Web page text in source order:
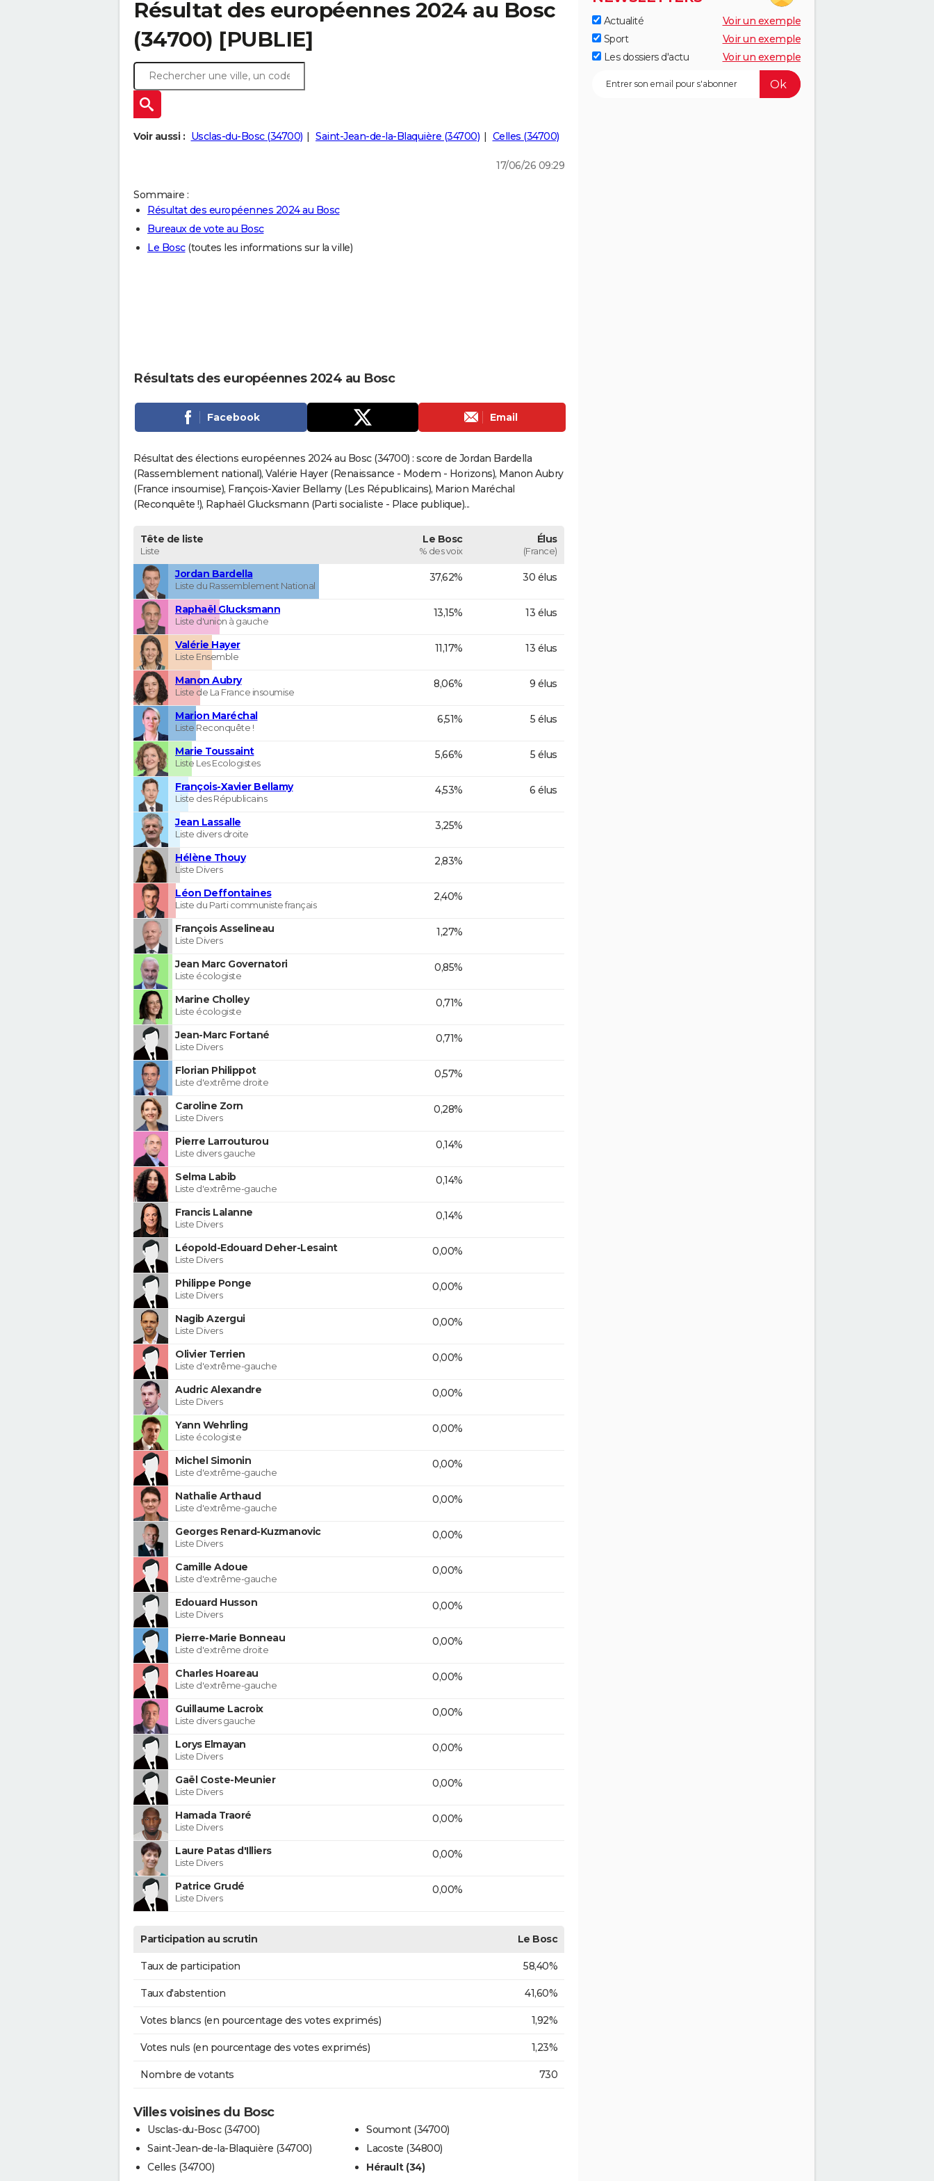
Résultat des européennes 2024 au Bosc
(34700) [PUBLIE]
Voir aussi : Usclas-du-Bosc (34700) Saint-Jean-de-la-Blaquière (34700) Celles (34700)
17/06/26 09:29
Sommaire :
Résultat des européennes 2024 au Bosc
Bureaux de vote au Bosc
Le Bosc(toutes les informations sur la ville)
Résultats des européennes 2024 au Bosc
Facebook Email
Résultat des élections européennes 2024 au Bosc (34700) : score de Jordan Bardella
(Rassemblement national), Valérie Hayer (Renaissance - Modem - Horizons), Manon Aubry
(France insoumise), François-Xavier Bellamy (Les Républicains), Marion Maréchal
(Reconquête !), Raphaël Glucksmann (Parti socialiste - Place publique)...
Tête de liste
Liste
Le Bosc
% des voix
Élus
(France)
Jordan Bardella
Liste du Rassemblement National
37,62% 30 élus
Raphaël Glucksmann
Liste d'union à gauche
13,15% 13 élus
Valérie Hayer
Liste Ensemble
11,17% 13 élus
Manon Aubry
Liste de La France insoumise
8,06% 9 élus
Marion Maréchal
Liste Reconquête !
6,51% 5 élus
Marie Toussaint
Liste Les Ecologistes
5,66% 5 élus
François-Xavier Bellamy
Liste des Républicains
4,53% 6 élus
Jean Lassalle
Liste divers droite
3,25%
Hélène Thouy
Liste Divers
2,83%
Léon Deffontaines
Liste du Parti communiste français
2,40%
François Asselineau
Liste Divers
1,27%
Jean Marc Governatori
Liste écologiste
0,85%
Marine Cholley
Liste écologiste
0,71%
Jean-Marc Fortané
Liste Divers
0,71%
Florian Philippot
Liste d'extrême droite
0,57%
Caroline Zorn
Liste Divers
0,28%
Pierre Larrouturou
Liste divers gauche
0,14%
Selma Labib
Liste d'extrême-gauche
0,14%
Francis Lalanne
Liste Divers
0,14%
Léopold-Edouard Deher-Lesaint
Liste Divers
0,00%
Philippe Ponge
Liste Divers
0,00%
Nagib Azergui
Liste Divers
0,00%
Olivier Terrien
Liste d'extrême-gauche
0,00%
Audric Alexandre
Liste Divers
0,00%
Yann Wehrling
Liste écologiste
0,00%
Michel Simonin
Liste d'extrême-gauche
0,00%
Nathalie Arthaud
Liste d'extrême-gauche
0,00%
Georges Renard-Kuzmanovic
Liste Divers
0,00%
Camille Adoue
Liste d'extrême-gauche
0,00%
Edouard Husson
Liste Divers
0,00%
Pierre-Marie Bonneau
Liste d'extrême droite
0,00%
Charles Hoareau
Liste d'extrême-gauche
0,00%
Guillaume Lacroix
Liste divers gauche
0,00%
Lorys Elmayan
Liste Divers
0,00%
Gaël Coste-Meunier
Liste Divers
0,00%
Hamada Traoré
Liste Divers
0,00%
Laure Patas d'Illiers
Liste Divers
0,00%
Patrice Grudé
Liste Divers
0,00%
Participation au scrutin Le Bosc
Taux de participation 58,40%
Taux d'abstention 41,60%
Votes blancs (en pourcentage des votes exprimés) 1,92%
Votes nuls (en pourcentage des votes exprimés) 1,23%
Nombre de votants 730
Villes voisines du Bosc
Usclas-du-Bosc (34700)
Saint-Jean-de-la-Blaquière (34700)
Celles (34700)
Soumont (34700)
Lacoste (34800)
Hérault (34)
Actualité
Voir un exemple
Sport
Voir un exemple
Les dossiers d'actu
Voir un exemple